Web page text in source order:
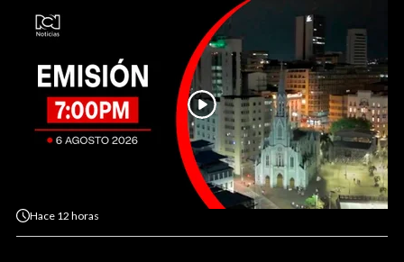
Hace 12 horas